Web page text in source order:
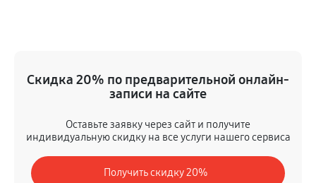
Замена дисплея цифрового монокуляра ATN
BlazeHunter 2.5‑20× 640x512 Monocular
BlazeHunter 2.5‑20× 640x512 Monocular
Скидка 20% по предварительной онлайн-
записи на сайте
Оставьте заявку через сайт и получите
индивидуальную скидку на все услуги нашего сервиса
Получить скидку 20%